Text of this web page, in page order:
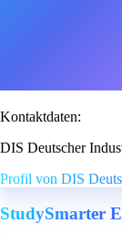
Kontaktdaten:
DIS Deutscher
Profil von DIS
StudySmarter